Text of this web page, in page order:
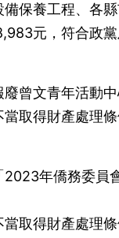
保養工程、各
元，符合政
曾文青年活動中
取得財產處理
年僑務委員
取得財產處理